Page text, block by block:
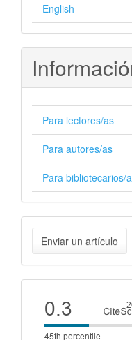
English
Para lectores/as
Para autores/as
Para bibliotecarios/
Enviar
un
artículo
Enviar un artículo
Cite
score